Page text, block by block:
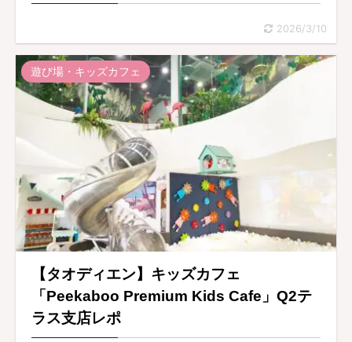
2026/3/10
遊び場・キッズカフェ
【タオディエン】キッズカフェ
「Peekaboo Premium Kids Cafe」Q2テ
ラス支店レポ